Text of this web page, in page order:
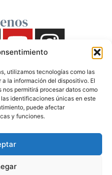
utilizamos tecnologías como las
la información del dispositivo. El
permitirá procesar datos como
identificaciones únicas en este
puede afectar
y funciones.